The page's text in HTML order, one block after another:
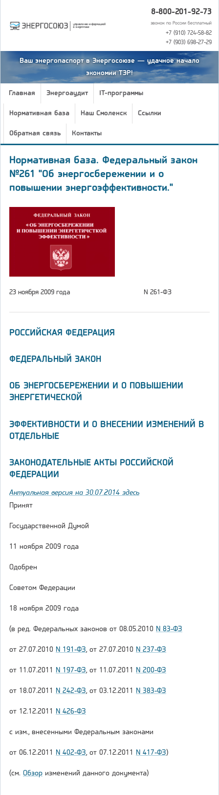
8-800-201-92-73
звонок по России бесплатный
+7 (910) 724-58-82
+7 (903) 698-27-29
Ваш энергопаспорт в Энергосоюзе — удачное начало
экономии ТЭР!
Главная Энергоаудит IT-программы
Нормативная база Наш Смоленск Ссылки
Обратная связь Контакты
Нормативная база. Федеральный закон
№261 "Об энергосбережении и о
повышении энергоэффективности."
23 ноября 2009 года N 261-ФЗ
РОССИЙСКАЯ ФЕДЕРАЦИЯ
ФЕДЕРАЛЬНЫЙ ЗАКОН
ОБ ЭНЕРГОСБЕРЕЖЕНИИ И О ПОВЫШЕНИИ
ЭНЕРГЕТИЧЕСКОЙ
ЭФФЕКТИВНОСТИ И О ВНЕСЕНИИ ИЗМЕНЕНИЙ В
ОТДЕЛЬНЫЕ
ЗАКОНОДАТЕЛЬНЫЕ АКТЫ РОССИЙСКОЙ
ФЕДЕРАЦИИ
Актуальная версия на 30.07.2014 здесь
Принят
Государственной Думой
11 ноября 2009 года
Одобрен
Советом Федерации
18 ноября 2009 года
(в ред. Федеральных законов от 08.05.2010 N 83-ФЗ
от 27.07.2010 N 191-ФЗ, от 27.07.2010 N 237-ФЗ
от 11.07.2011 N 197-ФЗ, от 11.07.2011 N 200-ФЗ
от 18.07.2011 N 242-ФЗ, от 03.12.2011 N 383-ФЗ
от 12.12.2011 N 426-ФЗ
с изм., внесенными Федеральным законами
от 06.12.2011 N 402-ФЗ, от 07.12.2011 N 417-ФЗ)
(см. Обзор изменений данного документа)